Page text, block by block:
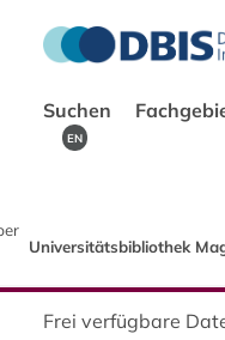
Suchen
EN
Universitätsbibliothek
Frei verfügbare